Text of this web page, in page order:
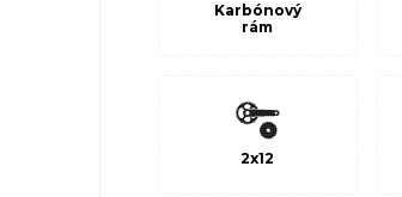
Karbónový
rám
2x12